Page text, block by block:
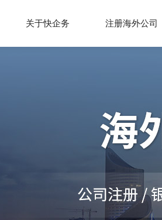
关于快企务 注册海外公司